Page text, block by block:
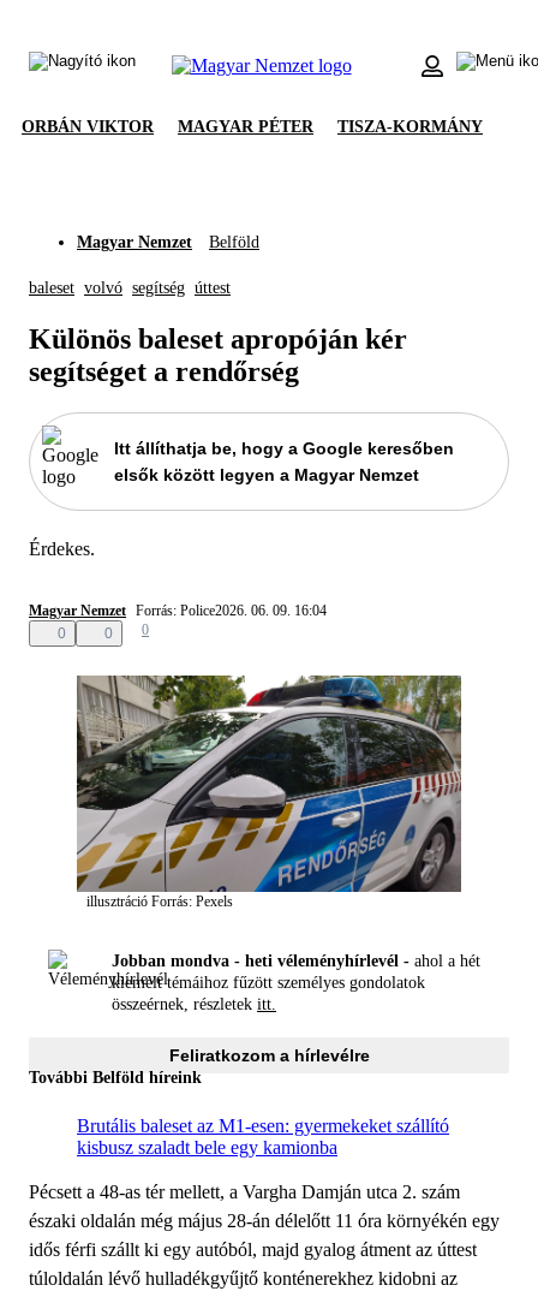
ORBÁN VIKTOR MAGYAR PÉTER TISZA-KORMÁNY
Magyar Nemzet Belföld
baleset volvó segítség úttest
Különös baleset apropóján kér
segítséget a rendőrség
Itt állíthatja be, hogy a Google keresőben
elsők között legyen a Magyar Nemzet
Érdekes.
Magyar Nemzet Forrás: Police2026. 06. 09. 16:04
0
0 0
illusztráció Forrás: Pexels
Jobban mondva - heti véleményhírlevél - ahol a hét
kiemelt témáihoz fűzött személyes gondolatok
összeérnek, részletek itt.
Feliratkozom a hírlevélre
További Belföld híreink
Brutális baleset az M1-esen: gyermekeket szállító
kisbusz szaladt bele egy kamionba
Pécsett a 48-as tér mellett, a Vargha Damján utca 2. szám
északi oldalán még május 28-án délelőtt 11 óra környékén egy
idős férfi szállt ki egy autóból, majd gyalog átment az úttest
túloldalán lévő hulladékgyűjtő konténerekhez kidobni az